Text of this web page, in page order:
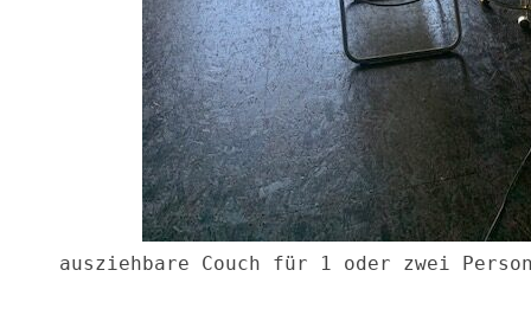
ausziehbare Couch für 1 oder zwei